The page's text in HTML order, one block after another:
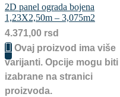
2D panel ograda bojena
1,23X2,50m – 3,075m2
4.371,00 rsd
Ovaj proizvod ima više
varijanti. Opcije mogu biti
izabrane na stranici
proizvoda.